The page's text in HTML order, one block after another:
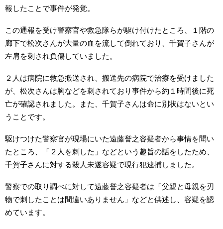
報したことで事件が発覚。
この通報を受け警察官や救急隊らが駆け付けたところ、１階の
廊下で松次さんが大量の血を流して倒れており、千賀子さんが
左肩を刺され負傷していました。
２人は病院に救急搬送され、搬送先の病院で治療を受けました
が、松次さんは胸などを刺されており事件から約１時間後に死
亡が確認されました。また、千賀子さんは命に別状はないとい
うことです。
駆けつけた警察官が現場にいた遠藤誉之容疑者から事情を聞い
たところ、「２人を刺した」などという趣旨の話をしたため、
千賀子さんに対する殺人未遂容疑で現行犯逮捕しました。
警察での取り調べに対して遠藤誉之容疑者は「父親と母親を刃
物で刺したことは間違いありません」などと供述し、容疑を認
めています。